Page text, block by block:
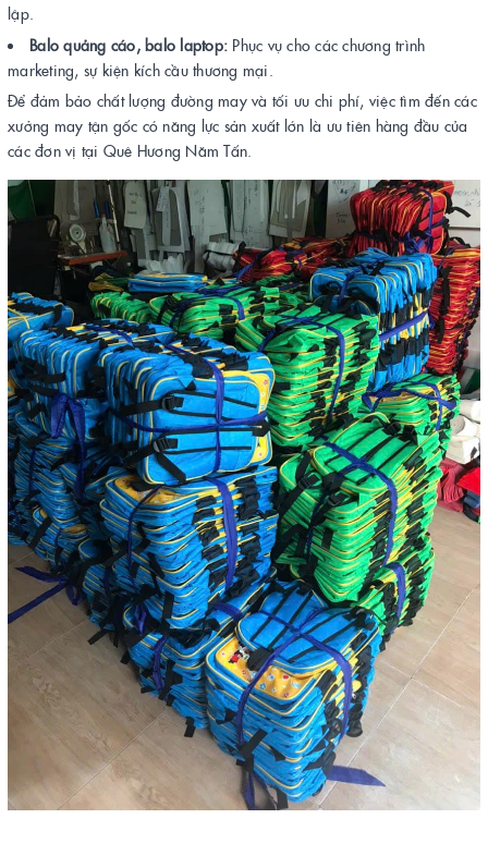
lập.
Balo quảng cáo, balo laptop: Phục vụ cho các chương trình
marketing, sự kiện kích cầu thương mại.
Để đảm bảo chất lượng đường may và tối ưu chi phí, việc tìm đến các
xưởng may tận gốc có năng lực sản xuất lớn là ưu tiên hàng đầu của
các đơn vị tại Quê Hương Năm Tấn.